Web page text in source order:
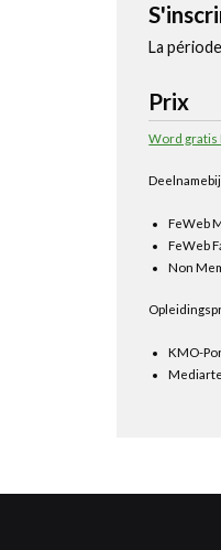
La
Prix
Word gratis
FeWeb
FeWeb
Non
KMO-